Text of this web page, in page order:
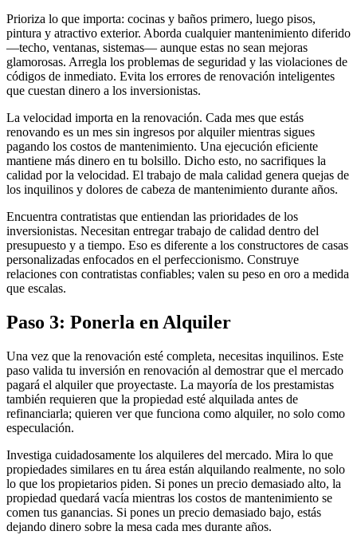
Prioriza lo que importa: cocinas y baños primero, luego pisos,
pintura y atractivo exterior. Aborda cualquier mantenimiento diferido
—techo, ventanas, sistemas— aunque estas no sean mejoras
glamorosas. Arregla los problemas de seguridad y las violaciones de
códigos de inmediato. Evita los errores de renovación inteligentes
que cuestan dinero a los inversionistas.
La velocidad importa en la renovación. Cada mes que estás
renovando es un mes sin ingresos por alquiler mientras sigues
pagando los costos de mantenimiento. Una ejecución eficiente
mantiene más dinero en tu bolsillo. Dicho esto, no sacrifiques la
calidad por la velocidad. El trabajo de mala calidad genera quejas de
los inquilinos y dolores de cabeza de mantenimiento durante años.
Encuentra contratistas que entiendan las prioridades de los
inversionistas. Necesitan entregar trabajo de calidad dentro del
presupuesto y a tiempo. Eso es diferente a los constructores de casas
personalizadas enfocados en el perfeccionismo. Construye
relaciones con contratistas confiables; valen su peso en oro a medida
que escalas.
Paso 3: Ponerla en Alquiler
Una vez que la renovación esté completa, necesitas inquilinos. Este
paso valida tu inversión en renovación al demostrar que el mercado
pagará el alquiler que proyectaste. La mayoría de los prestamistas
también requieren que la propiedad esté alquilada antes de
refinanciarla; quieren ver que funciona como alquiler, no solo como
especulación.
Investiga cuidadosamente los alquileres del mercado. Mira lo que
propiedades similares en tu área están alquilando realmente, no solo
lo que los propietarios piden. Si pones un precio demasiado alto, la
propiedad quedará vacía mientras los costos de mantenimiento se
comen tus ganancias. Si pones un precio demasiado bajo, estás
dejando dinero sobre la mesa cada mes durante años.